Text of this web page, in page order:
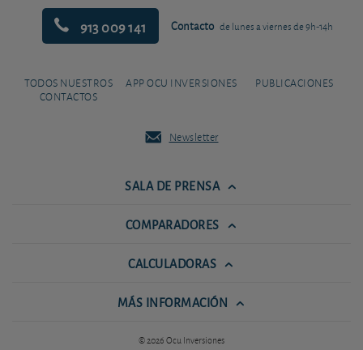
913 009 141 Contacto de lunes a viernes de 9h-14h
TODOS NUESTROS
CONTACTOS
APP OCU INVERSIONES PUBLICACIONES
Newsletter
SALA DE PRENSA
COMPARADORES
CALCULADORAS
MÁS INFORMACIÓN
© 2026 Ocu Inversiones